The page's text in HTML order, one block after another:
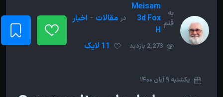
به
قلم
Meisam
3d Fox
H
در مقالات - اخبار
2,273 بازدید 11 لایک
یکشنبه 9 آبان 1400